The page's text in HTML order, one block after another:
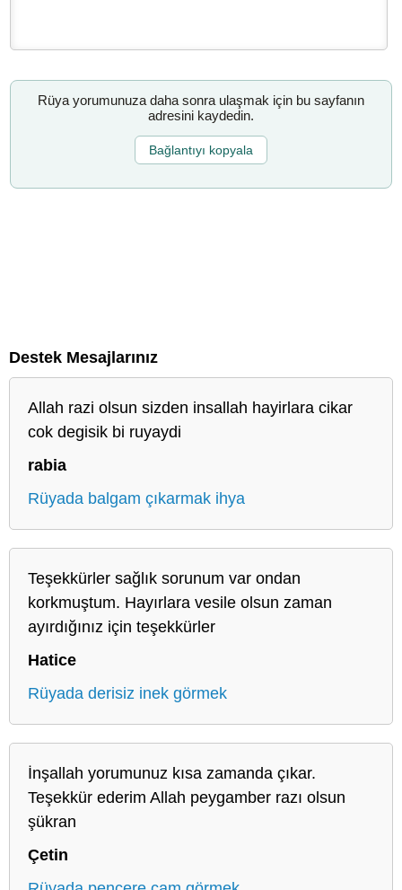
Rüya yorumunuza daha sonra ulaşmak için bu sayfanın
adresini kaydedin.
Bağlantıyı kopyala
Destek Mesajlarınız
Allah razi olsun sizden insallah hayirlara cikar
cok degisik bi ruyaydi
rabia
Rüyada balgam çıkarmak ihya
Teşekkürler sağlık sorunum var ondan
korkmuştum. Hayırlara vesile olsun zaman
ayırdığınız için teşekkürler
Hatice
Rüyada derisiz inek görmek
İnşallah yorumunuz kısa zamanda çıkar.
Teşekkür ederim Allah peygamber razı olsun
şükran
Çetin